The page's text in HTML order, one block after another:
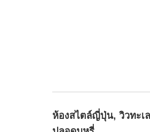
ห้องสไตล์ญี่ปุ่น, วิวทะเ